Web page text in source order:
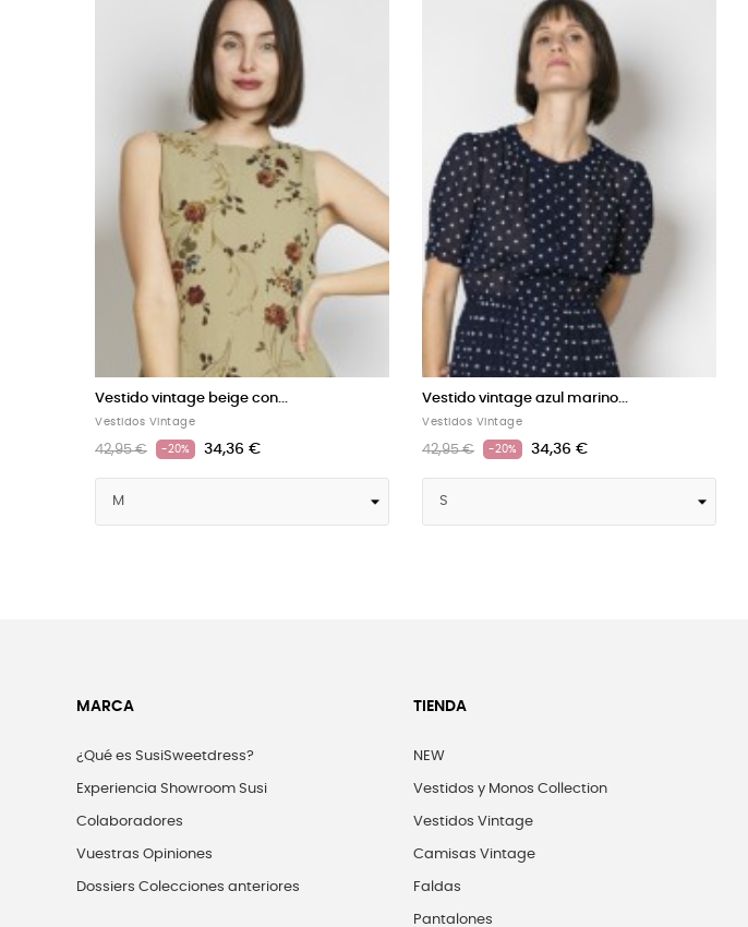
Vestido vintage marfil con...
42,95 €
Vestido vintage beis
42,95 €
MARCA
¿Qué es SusiSweetdress?
Experiencia Showroom Susi
Colaboradores
Vuestras Opiniones
Dossiers Colecciones anteriores
TIENDA
NEW
Vestidos y Monos Collection
Vestidos Vintage
Camisas Vintage
Faldas
Pantalones